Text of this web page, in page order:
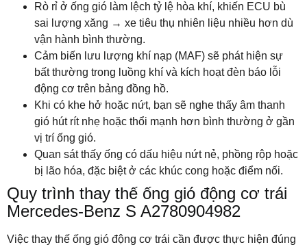
Rò rỉ ở ống gió làm lệch tỷ lệ hòa khí, khiến ECU bù
sai lượng xăng → xe tiêu thụ nhiên liệu nhiều hơn dù
vận hành bình thường.
Cảm biến lưu lượng khí nạp (MAF) sẽ phát hiện sự
bất thường trong luồng khí và kích hoạt đèn báo lỗi
động cơ trên bảng đồng hồ.
Khi có khe hở hoặc nứt, bạn sẽ nghe thấy âm thanh
gió hút rít nhẹ hoặc thổi mạnh hơn bình thường ở gần
vị trí ống gió.
Quan sát thấy ống có dấu hiệu nứt nẻ, phồng rộp hoặc
bị lão hóa, đặc biệt ở các khúc cong hoặc điểm nối.
Quy trình thay thế ống gió động cơ trái
Mercedes-Benz S A2780904982
Việc thay thế ống gió động cơ trái cần được thực hiện đúng